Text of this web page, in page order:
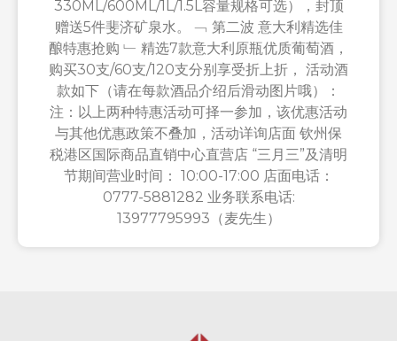
330ML/600ML/1L/1.5L容量规格可选），封顶
赠送5件斐济矿泉水。 ﹁ 第二波 意大利精选佳
酿特惠抢购 ﹂ 精选7款意大利原瓶优质葡萄酒，
购买30支/60支/120支分别享受折上折， 活动酒
款如下（请在每款酒品介绍后滑动图片哦）：
注：以上两种特惠活动可择一参加，该优惠活动
与其他优惠政策不叠加，活动详询店面 钦州保
税港区国际商品直销中心直营店 “三月三”及清明
节期间营业时间： 10:00-17:00 店面电话：
0777-5881282 业务联系电话:
13977795993（麦先生）